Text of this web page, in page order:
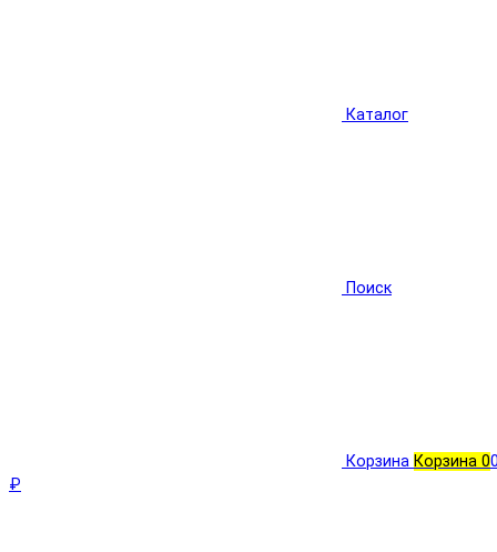
Каталог
Поиск
Корзина Корзина 0
₽